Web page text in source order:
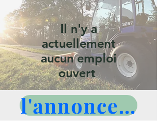
​Il n'y a
actuellement
aucun emploi
ouvert
l'annonce